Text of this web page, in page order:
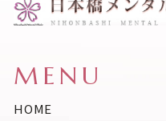
MENU
HOME